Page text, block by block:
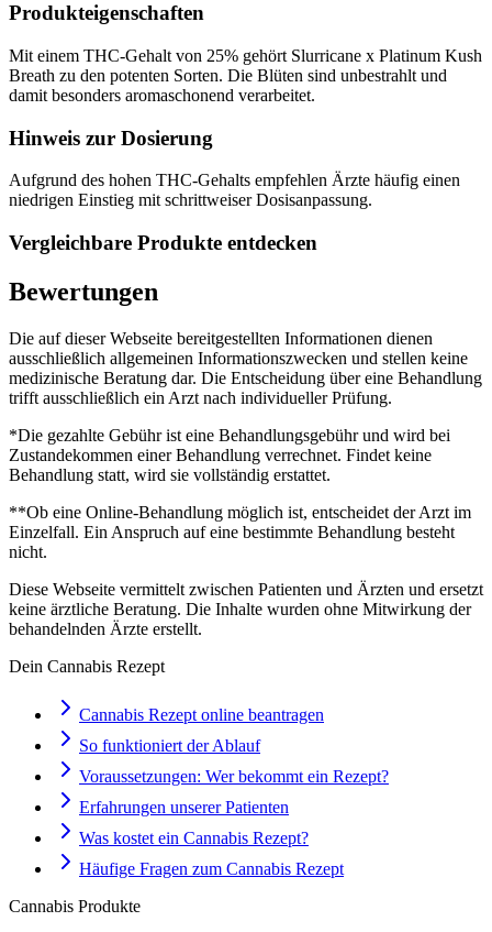
Produkteigenschaften
Mit einem THC-Gehalt von 25% gehört Slurricane x Platinum Kush
Breath zu den potenten Sorten. Die Blüten sind unbestrahlt und
damit besonders aromaschonend verarbeitet.
Hinweis zur Dosierung
Aufgrund des hohen THC-Gehalts empfehlen Ärzte häufig einen
niedrigen Einstieg mit schrittweiser Dosisanpassung.
Vergleichbare Produkte entdecken
Bewertungen
Die auf dieser Webseite bereitgestellten Informationen dienen
ausschließlich allgemeinen Informationszwecken und stellen keine
medizinische Beratung dar. Die Entscheidung über eine Behandlung
trifft ausschließlich ein Arzt nach individueller Prüfung.
*Die gezahlte Gebühr ist eine Behandlungsgebühr und wird bei
Zustandekommen einer Behandlung verrechnet. Findet keine
Behandlung statt, wird sie vollständig erstattet.
**Ob eine Online-Behandlung möglich ist, entscheidet der Arzt im
Einzelfall. Ein Anspruch auf eine bestimmte Behandlung besteht
nicht.
Diese Webseite vermittelt zwischen Patienten und Ärzten und ersetzt
keine ärztliche Beratung. Die Inhalte wurden ohne Mitwirkung der
behandelnden Ärzte erstellt.
Dein Cannabis Rezept
Cannabis Rezept online beantragen
So funktioniert der Ablauf
Voraussetzungen: Wer bekommt ein Rezept?
Erfahrungen unserer Patienten
Was kostet ein Cannabis Rezept?
Häufige Fragen zum Cannabis Rezept
Cannabis Produkte